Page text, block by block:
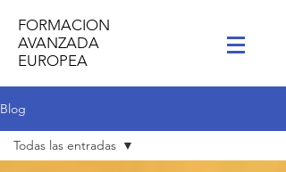
FORMACION
AVANZADA
EUROPEA
Blog
Todas las entradas